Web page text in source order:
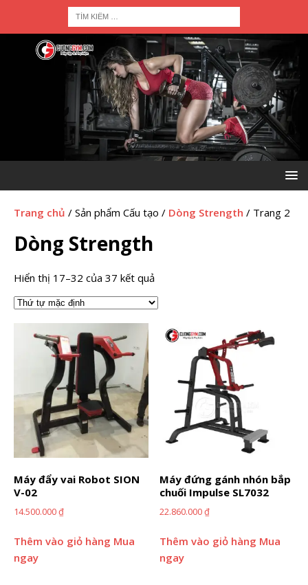
Trang chủ / Sản phẩm Cấu tạo / Dòng Strength / Trang 2
Dòng Strength
Hiển thị 17–32 của 37 kết quả
Máy đẩy vai Robot SION
V-02
14.500.000₫
Thêm vào giỏ hàng Mua
ngay
Máy đứng gánh nhón bắp
chuối Impulse SL7032
22.860.000₫
Thêm vào giỏ hàng Mua
ngay